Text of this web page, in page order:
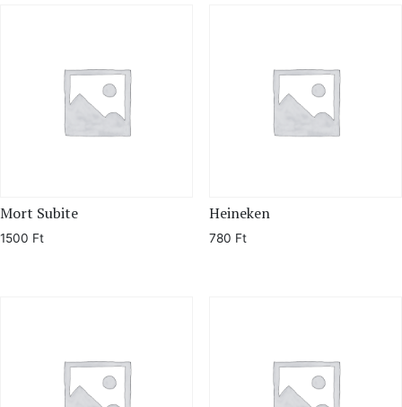
Mort Subite
1500 Ft
Heineken
780 Ft